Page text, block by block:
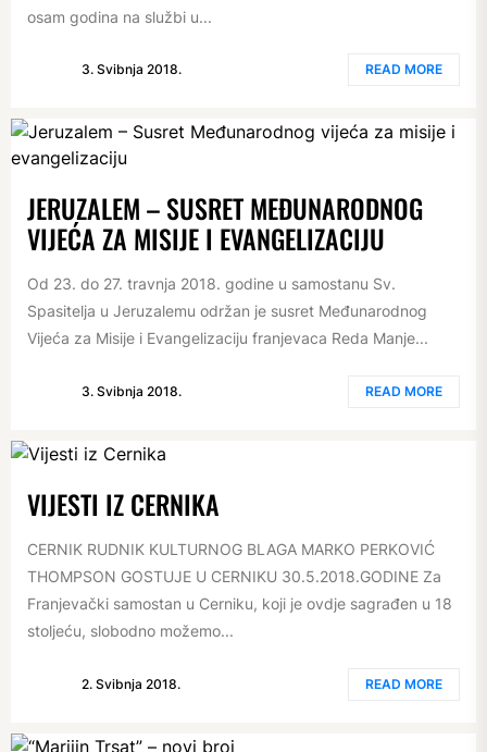
osam godina na službi u...
3. Svibnja 2018. READ MORE
JERUZALEM – SUSRET MEĐUNARODNOG
VIJEĆA ZA MISIJE I EVANGELIZACIJU
Od 23. do 27. travnja 2018. godine u samostanu Sv.
Spasitelja u Jeruzalemu održan je susret Međunarodnog
Vijeća za Misije i Evangelizaciju franjevaca Reda Manje...
3. Svibnja 2018. READ MORE
VIJESTI IZ CERNIKA
CERNIK RUDNIK KULTURNOG BLAGA MARKO PERKOVIĆ
THOMPSON GOSTUJE U CERNIKU 30.5.2018.GODINE Za
Franjevački samostan u Cerniku, koji je ovdje sagrađen u 18
stoljeću, slobodno možemo...
2. Svibnja 2018. READ MORE